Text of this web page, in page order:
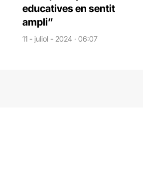
educatives en sentit
ampli”
11 - juliol - 2024 · 06:07